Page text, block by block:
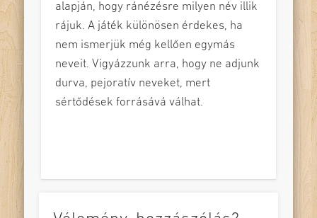
alapján, hogy ránézésre milyen név illik
rájuk. A játék különösen érdekes, ha
nem ismerjük még kellően egymás
neveit. Vigyázzunk arra, hogy ne adjunk
durva, pejoratív neveket, mert
sértődések forrásává válhat.